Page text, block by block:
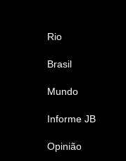
Rio
Brasil
Mundo
Informe JB
Opinião